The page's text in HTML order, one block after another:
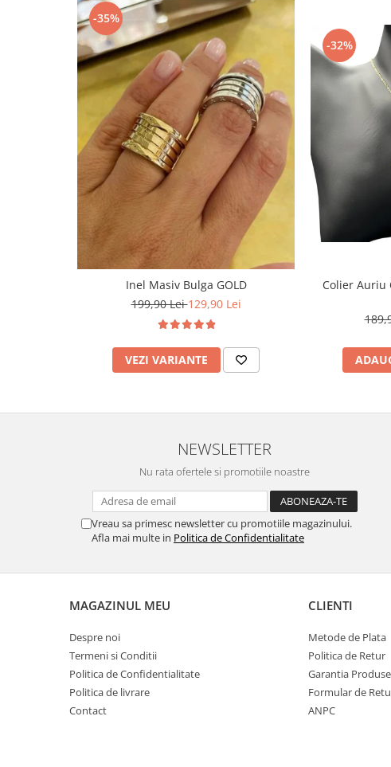
-35%
Inel Masiv Bulga GOLD
199,90 Lei129,90 Lei
VEZI VARIANTE
-32%
Colier Auriu
NEWSLETTER
Nu rata ofertele si promotiile noastre
Vreau sa primesc newsletter cu promotiile magazinului.
Afla mai multe in Politica de Confidentialitate
MAGAZINUL MEU
Despre noi
Termeni si Conditii
Politica de Confidentialitate
Politica de livrare
Contact
CLIENTI
Metode de Plata
Politica de Retur
Garantia
Formular de
ANPC